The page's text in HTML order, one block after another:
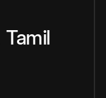
Tamil